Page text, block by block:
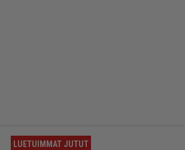
LUETUIMMAT JUTUT